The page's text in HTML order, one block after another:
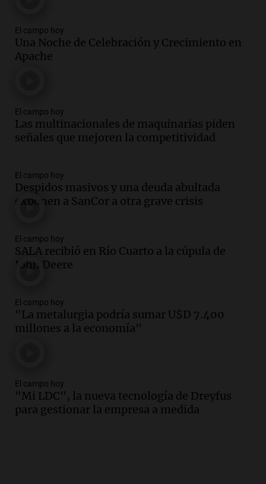
El campo hoy
Una Noche de Celebración y Crecimiento en
Apache
El campo hoy
Las multinacionales de maquinarias piden
señales que mejoren la competitividad
El campo hoy
Despidos masivos y una deuda abultada
exponen a SanCor a otra grave crisis
El campo hoy
SALA recibió en Río Cuarto a la cúpula de
John Deere
El campo hoy
"La metalurgia podría sumar U$D 7.400
millones a la economía"
El campo hoy
"Mi LDC", la nueva tecnología de Dreyfus
para gestionar la empresa a medida